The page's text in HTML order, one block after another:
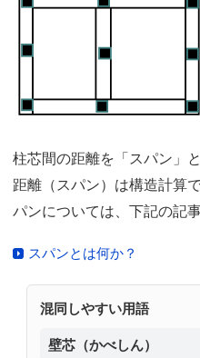
柱芯間の距離を「スパン」
距離（スパン）は構造計算
パンについては、下記の記
スパンとは何か？
混同しやすい用語
壁芯（かべしん）